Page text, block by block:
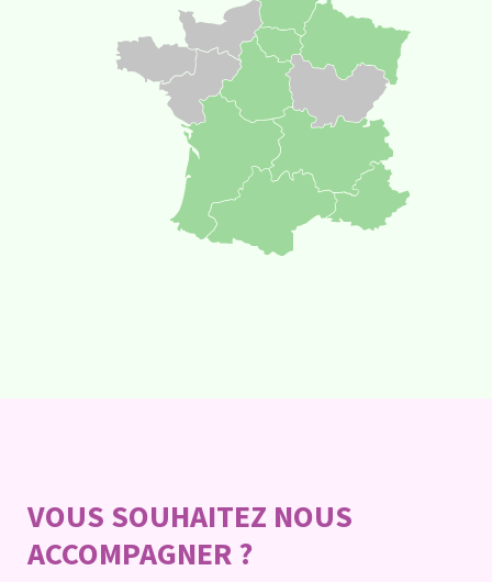
VOUS SOUHAITEZ NOUS
ACCOMPAGNER ?